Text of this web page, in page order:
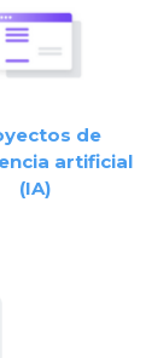
de
artificial
(IA)